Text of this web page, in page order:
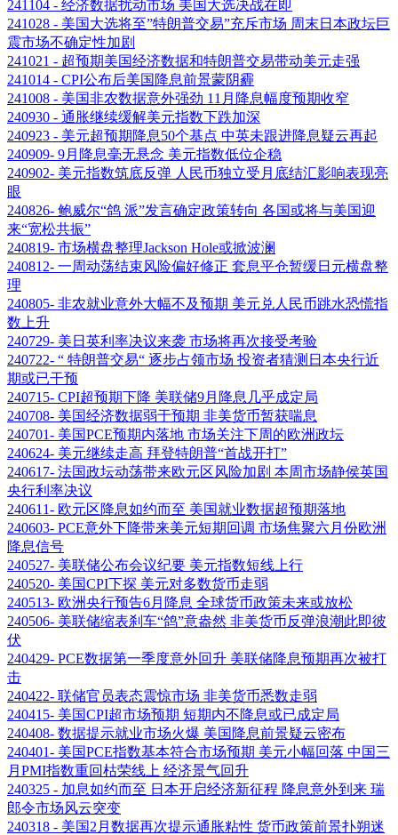
241104 - 经济数据扰动市场 美国大选决战在即
241028 - 美国大选将至”特朗普交易”充斥市场 周末日本政坛巨
震市场不确定性加剧
241021 - 超预期美国经济数据和特朗普交易带动美元走强
241014 - CPI公布后美国降息前景蒙阴霾
241008 - 美国非农数据意外强劲 11月降息幅度预期收窄
240930 - 通胀继续缓解美元指数下跌加深
240923 - 美元超预期降息50个基点 中英未跟进降息疑云再起
240909- 9月降息毫无悬念 美元指数低位企稳
240902- 美元指数筑底反弹 人民币独立受月底结汇影响表现亮
眼
240826- 鲍威尔“鸽 派”发言确定政策转向 各国或将与美国迎
来“宽松共振”
240819- 市场横盘整理Jackson Hole或掀波澜
240812- 一周动荡结束风险偏好修正 套息平仓暂缓日元横盘整
理
240805- 非农就业意外大幅不及预期 美元兑人民币跳水恐慌指
数上升
240729- 美日英利率决议来袭 市场将再次接受考验
240722- “ 特朗普交易“ 逐步占领市场 投资者猜测日本央行近
期或已干预
240715- CPI超预期下降 美联储9月降息几乎成定局
240708- 美国经济数据弱于预期 非美货币暂获喘息
240701- 美国PCE预期内落地 市场关注下周的欧洲政坛
240624- 美元继续走高 拜登特朗普“首战开打”
240617- 法国政坛动荡带来欧元区风险加剧 本周市场静侯英国
央行利率决议
240611- 欧元区降息如约而至 美国就业数据超预期落地
240603- PCE意外下降带来美元短期回调 市场焦聚六月份欧洲
降息信号
240527- 美联储公布会议纪要 美元指数短线上行
240520- 美国CPI下探 美元对多数货币走弱
240513- 欧洲央行预告6月降息 全球货币政策未来或放松
240506- 美联储缩表刹车“鸽”意盎然 非美货币反弹浪潮此即彼
伏
240429- PCE数据第一季度意外回升 美联储降息预期再次被打
击
240422- 联储官员表态震惊市场 非美货币悉数走弱
240415- 美国CPI超市场预期 短期内不降息或已成定局
240408- 数据提示就业市场火爆 美国降息前景疑云密布
240401- 美国PCE指数基本符合市场预期 美元小幅回落 中国三
月PMI指数重回枯荣线上 经济景气回升
240325 - 加息如约而至 日本开启经济新征程 降息意外到来 瑞
郎令市场风云突变
240318 - 美国2月数据再次提示通胀粘性 货币政策前景扑朔迷